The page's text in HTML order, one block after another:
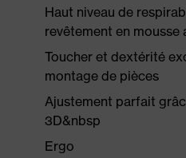
Haut niveau de
revêtement en mousse
Toucher et dextérité
montage de pièces
Ajustement parfait
3D&nbsp
Ergo